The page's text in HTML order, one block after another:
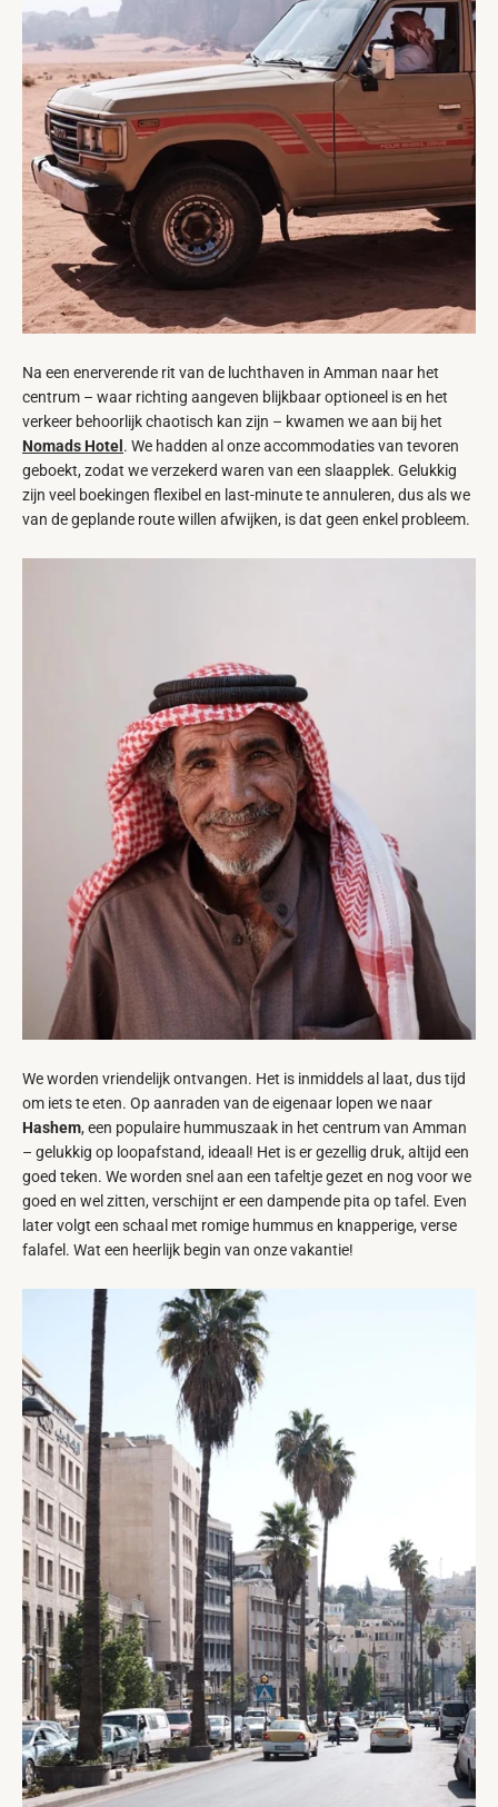
Na een enerverende rit van de luchthaven in Amman naar het
centrum – waar richting aangeven blijkbaar optioneel is en het
verkeer behoorlijk chaotisch kan zijn – kwamen we aan bij het
Nomads Hotel . We hadden al onze accommodaties van tevoren
geboekt, zodat we verzekerd waren van een slaapplek. Gelukkig
zijn veel boekingen flexibel en last-minute te annuleren, dus als we
van de geplande route willen afwijken, is dat geen enkel probleem.
We worden vriendelijk ontvangen. Het is inmiddels al laat, dus tijd
om iets te eten. Op aanraden van de eigenaar lopen we naar
Hashem, een populaire hummuszaak in het centrum van Amman
– gelukkig op loopafstand, ideaal! Het is er gezellig druk, altijd een
goed teken. We worden snel aan een tafeltje gezet en nog voor we
goed en wel zitten, verschijnt er een dampende pita op tafel. Even
later volgt een schaal met romige hummus en knapperige, verse
falafel. Wat een heerlijk begin van onze vakantie!